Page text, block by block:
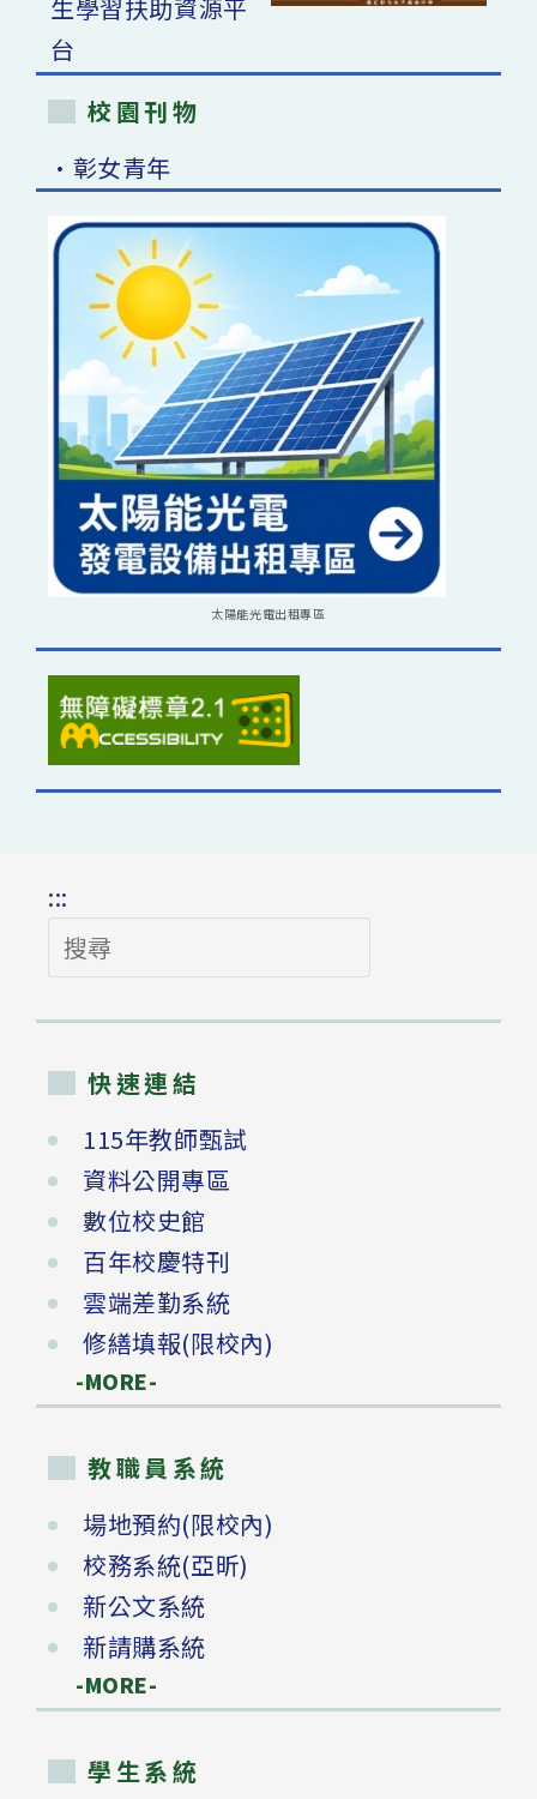
校園刊物
•彰女青年
太陽能光電出租專區
:::
搜
尋
快速連結
115年教師甄試
資料公開專區
數位校史館
百年校慶特刊
雲端差勤系統
修繕填報(限校內)
-MORE-
教職員系統
場地預約(限校內)
校務系統(亞昕)
新公文系統
新請購系統
-MORE-
學生系統